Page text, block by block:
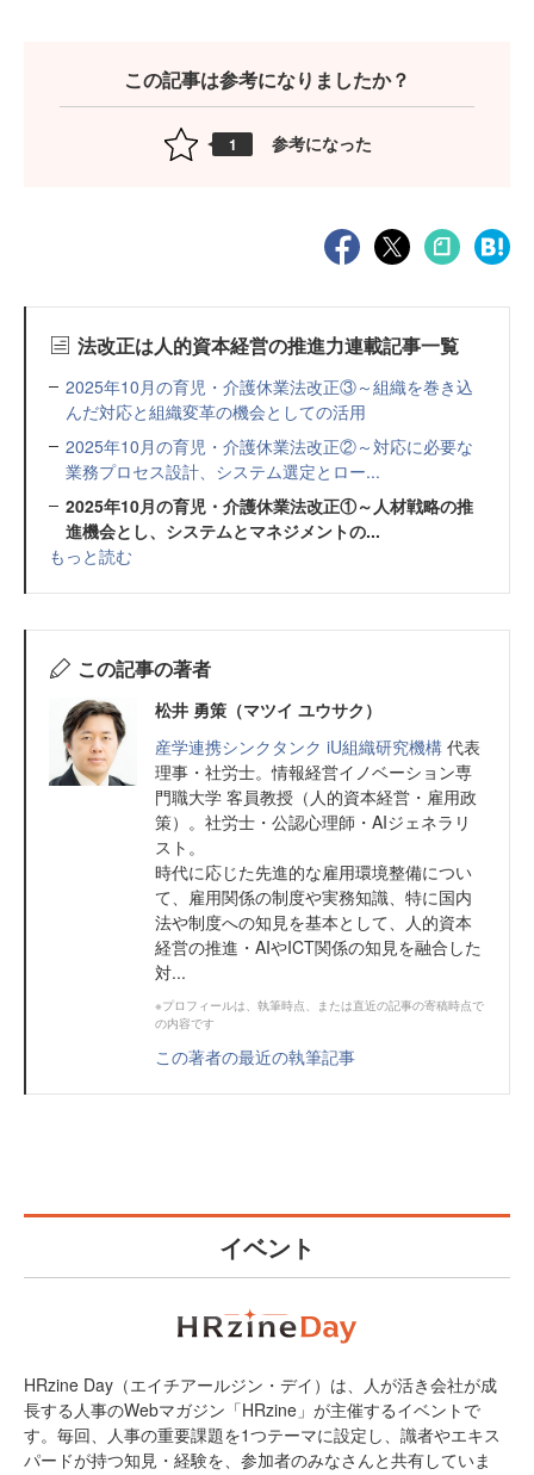
この記事は参考になりましたか？
1 参考になった
法改正は人的資本経営の推進力連載記事一覧
2025年10月の育児・介護休業法改正③～組織を巻き込
んだ対応と組織変革の機会としての活用
2025年10月の育児・介護休業法改正②～対応に必要な
業務プロセス設計、システム選定とロー...
2025年10月の育児・介護休業法改正①～人材戦略の推
進機会とし、システムとマネジメントの...
もっと読む
この記事の著者
松井 勇策（マツイ ユウサク）
産学連携シンクタンク iU組織研究機構 代表
理事・社労士。情報経営イノベーション専
門職大学 客員教授（人的資本経営・雇用政
策）。社労士・公認心理師・AIジェネラリ
スト。
時代に応じた先進的な雇用環境整備につい
て、雇用関係の制度や実務知識、特に国内
法や制度への知見を基本として、人的資本
経営の推進・AIやICT関係の知見を融合した
対...
※プロフィールは、執筆時点、または直近の記事の寄稿時点で
の内容です
この著者の最近の執筆記事
イベント
HRzine Day（エイチアールジン・デイ）は、人が活き会社が成
長する人事のWebマガジン「HRzine」が主催するイベントで
す。毎回、人事の重要課題を1つテーマに設定し、識者やエキス
パードが持つ知見・経験を、参加者のみなさんと共有していま